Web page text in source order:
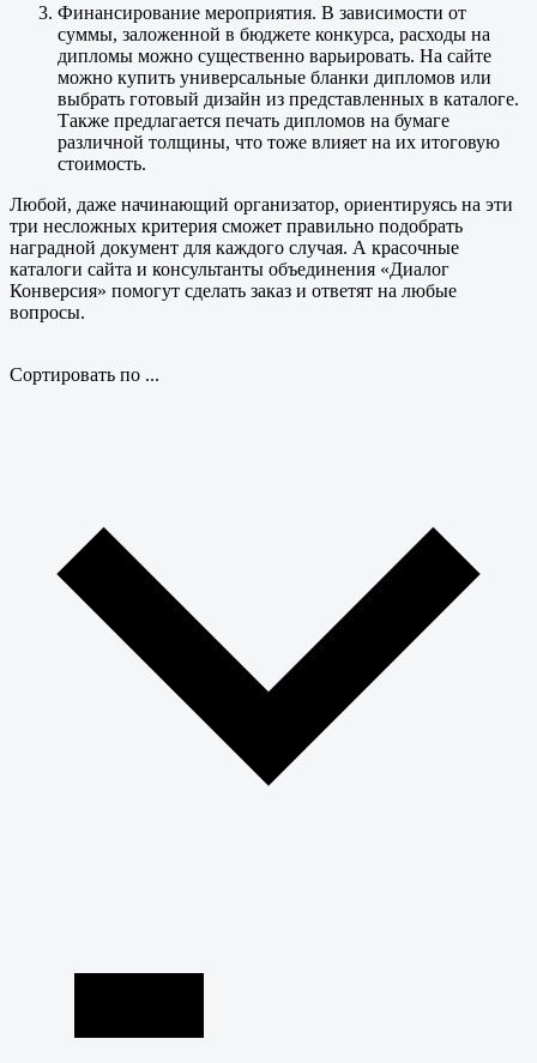
Финансирование мероприятия. В зависимости от
суммы, заложенной в бюджете конкурса, расходы на
дипломы можно существенно варьировать. На сайте
можно купить универсальные бланки дипломов или
выбрать готовый дизайн из представленных в каталоге.
Также предлагается печать дипломов на бумаге
различной толщины, что тоже влияет на их итоговую
стоимость.
Любой, даже начинающий организатор, ориентируясь на эти
три несложных критерия сможет правильно подобрать
наградной документ для каждого случая. А красочные
каталоги сайта и консультанты объединения «Диалог
Конверсия» помогут сделать заказ и ответят на любые
вопросы.
Сортировать по ...